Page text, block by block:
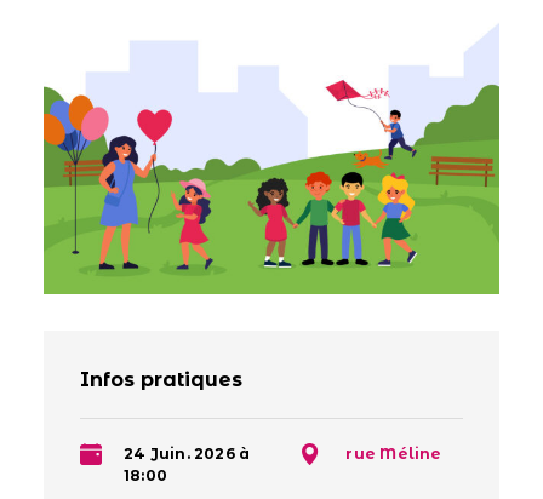
Infos pratiques
rue Méline
24 Juin. 2026 à
18:00